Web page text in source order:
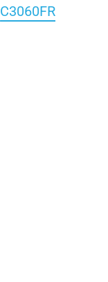
C3060FR